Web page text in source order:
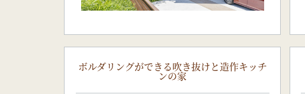
ボルダリングができる吹き抜けと造作キッチ
ンの家